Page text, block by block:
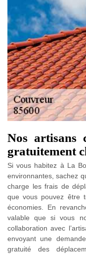
Nos artisans
gratuitement
Si vous habitez à La
environnantes, sachez
charge les frais de
que vous pouvez être
économies. En
valable que si vous
collaboration avec
envoyant une
gratuité des